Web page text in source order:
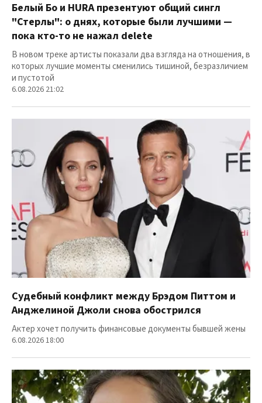
Белый Бо и HURA презентуют общий сингл
"Стерлы": о днях, которые были лучшими —
пока кто-то не нажал delete
В новом треке артисты показали два взгляда на отношения, в
которых лучшие моменты сменились тишиной, безразличием
и пустотой
6.08.2026 21:02
Судебный конфликт между Брэдом Питтом и
Анджелиной Джоли снова обострился
Актер хочет получить финансовые документы бывшей жены
6.08.2026 18:00